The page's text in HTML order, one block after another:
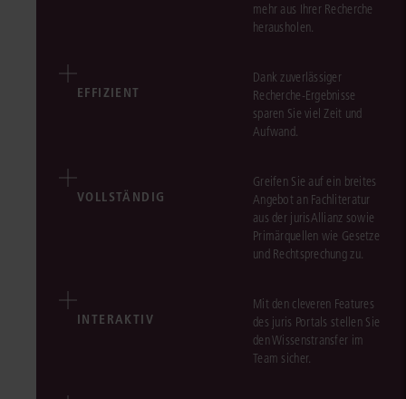
mehr aus Ihrer Recherche
herausholen.
EFFIZIENT
Dank zuverlässiger
Recherche-Ergebnisse
sparen Sie viel Zeit und
Aufwand.
VOLLSTÄNDIG
Greifen Sie auf ein breites
Angebot an Fachliteratur
aus der jurisAllianz sowie
Primärquellen wie Gesetze
und Rechtsprechung zu.
INTERAKTIV
Mit den cleveren Features
des juris Portals stellen Sie
den Wissenstransfer im
Team sicher.